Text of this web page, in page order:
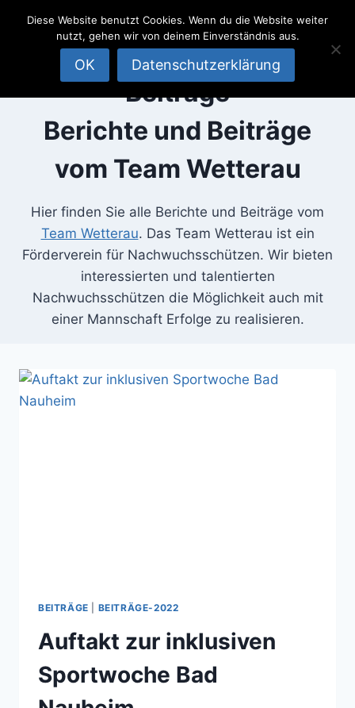
SportSchützen
Team
Wetterau
Beiträge
Berichte und Beiträge
vom Team Wetterau
Hier finden Sie alle Berichte und Beiträge vom
Team Wetterau. Das Team Wetterau ist ein
Förderverein für Nachwuchsschützen. Wir bieten
interessierten und talentierten
Nachwuchsschützen die Möglichkeit auch mit
einer Mannschaft Erfolge zu realisieren.
BEITRÄGE BEITRÄGE-2022
Auftakt zur inklusiven
Sportwoche Bad
Diese Website benutzt Cookies. Wenn du die Website weiter
nutzt, gehen wir von deinem Einverständnis aus.
OK Datenschutzerklärung